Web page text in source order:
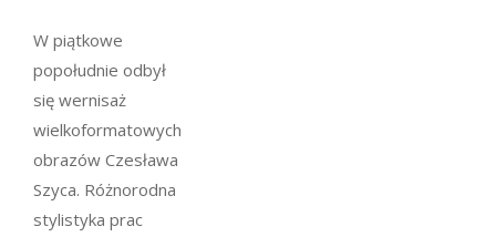
W piątkowe
popołudnie odbył
się wernisaż
wielkoformatowych
obrazów Czesława
Szyca. Różnorodna
stylistyka prac